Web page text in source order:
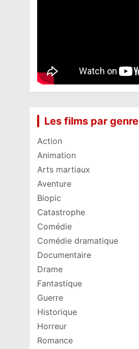
Les films par genre
Action
Animation
Arts martiaux
Aventure
Biopic
Catastrophe
Comédie
Comédie dramatique
Documentaire
Drame
Fantastique
Guerre
Historique
Horreur
Romance